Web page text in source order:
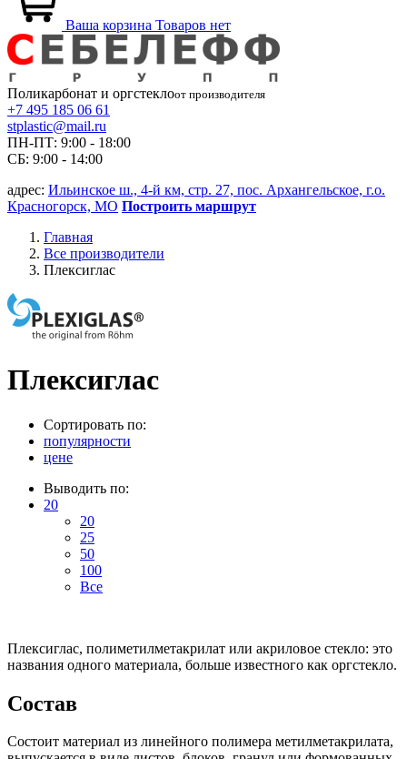
Ваша корзина Товаров нет
Поликарбонат и оргстеклоот производителя
+7 495 185 06 61
stplastic@mail.ru
ПН-ПТ: 9:00 - 18:00
СБ: 9:00 - 14:00
адрес: Ильинское ш., 4-й км, стр. 27, пос. Архангельское, г.о.
Красногорск, МО Построить маршрут
Главная
Все производители
Плексиглас
Плексиглас
Сортировать по:
популярности
цене
Выводить по:
20
20
25
50
100
Все
Плексиглас, полиметилметакрилат или акриловое стекло: это
названия одного материала, больше известного как оргстекло.
Состав
Состоит материал из линейного полимера метилметакрилата,